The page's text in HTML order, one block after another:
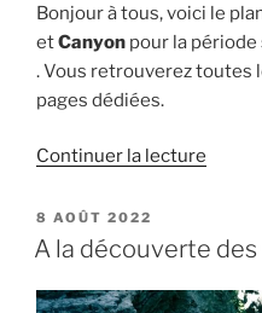
Bonjour à tous, voici le
etCanyon pour la
. Vous retrouverez toutes
pages dédiées.
Continuer la lecture
PUBLIÉ
LE
8 AOÛT 2022
A la découverte des